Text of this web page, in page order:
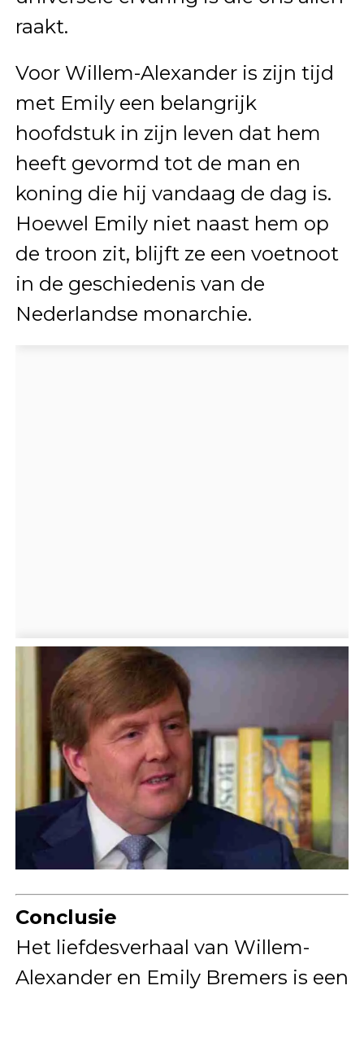
raakt.
Voor Willem-Alexander is zijn tijd
met Emily een belangrijk
hoofdstuk in zijn leven dat hem
heeft gevormd tot de man en
koning die hij vandaag de dag is.
Hoewel Emily niet naast hem op
de troon zit, blijft ze een voetnoot
in de geschiedenis van de
Nederlandse monarchie.
Conclusie
Het liefdesverhaal van Willem-
Alexander en Emily Bremers is een